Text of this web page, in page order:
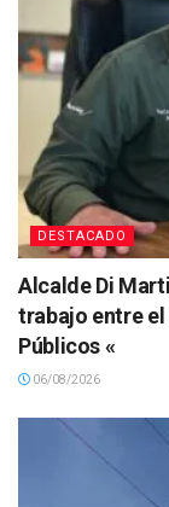
DESTACADO
Alcalde Di
trabajo entre
Públicos «
06/08/2026